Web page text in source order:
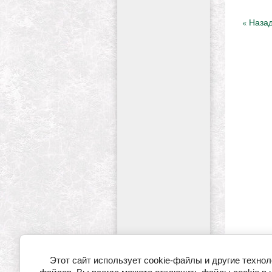
«
Этот сайт использует cookie-файлы и другие технологии для улучшения его работы. Продолжая работу с сайтом, Вы разрешаете использование cookie-